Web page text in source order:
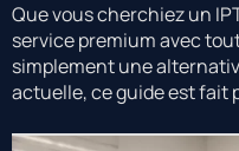
Que vous cherchiez un
service premium avec
simplement une
actuelle, ce guide est fait